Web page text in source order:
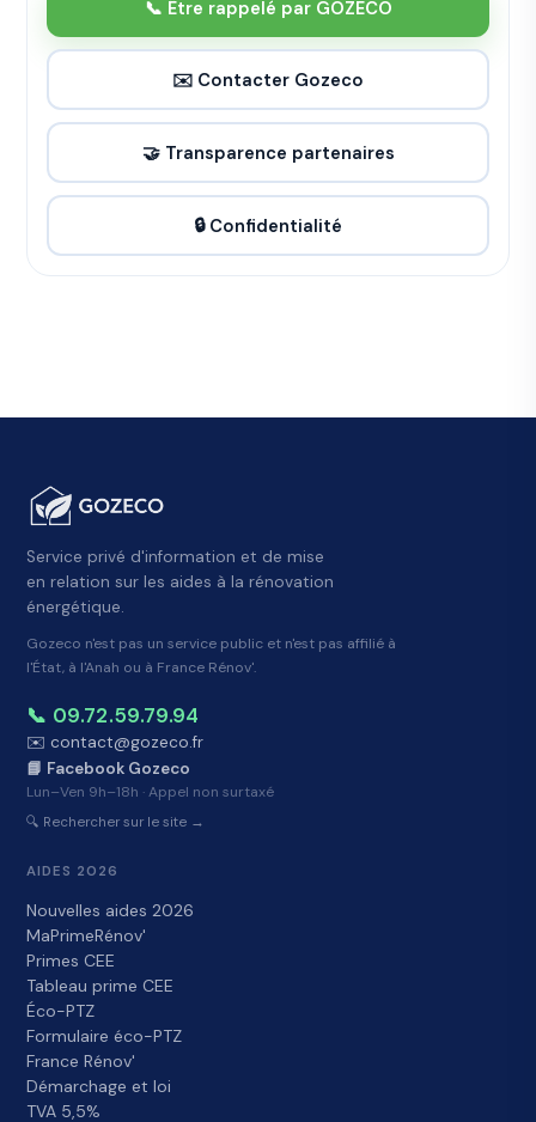
📞 Être rappelé par GOZECO
✉️ Contacter Gozeco
🤝 Transparence partenaires
🔒 Confidentialité
Service privé d'information et de mise
en relation sur les aides à la rénovation
énergétique.
Gozeco n'est pas un service public et n'est pas affilié à
l'État, à l'Anah ou à France Rénov'.
📞 09.72.59.79.94
✉️ contact@gozeco.fr
📘 Facebook Gozeco
Lun–Ven 9h–18h · Appel non surtaxé
🔍 Rechercher sur le site →
AIDES 2026
Nouvelles aides 2026
MaPrimeRénov'
Primes CEE
Tableau prime CEE
Éco-PTZ
Formulaire éco-PTZ
France Rénov'
Démarchage et loi
TVA 5,5%